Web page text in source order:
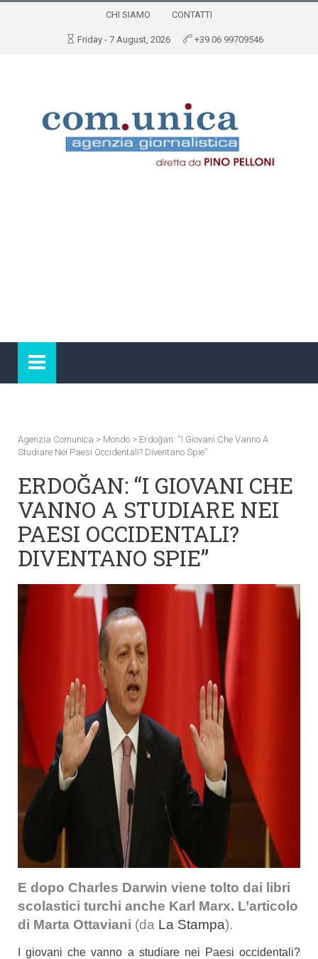
CHI SIAMO CONTATTI
Friday - 7 August, 2026 +39 06 99709546
Agenzia Comunica > Mondo > Erdoğan: “I Giovani Che Vanno A
Studiare Nei Paesi Occidentali? Diventano Spie”
ERDOĞAN: “I GIOVANI CHE
VANNO A STUDIARE NEI
PAESI OCCIDENTALI?
DIVENTANO SPIE”
E dopo Charles Darwin viene tolto dai libri
scolastici turchi anche Karl Marx. L’articolo
di Marta Ottaviani (da La Stampa).
I giovani che vanno a studiare nei Paesi occidentali?